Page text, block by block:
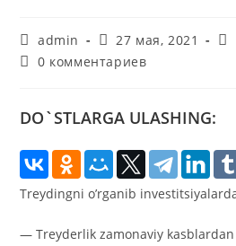
Автор
записи:
admin
Запись
опубликована:
27 мая, 2021
Комментарии
0 комментариев
DO`STLARGA ULASHING:
Treydingni o’rganib
— Treyderlik zamonaviy